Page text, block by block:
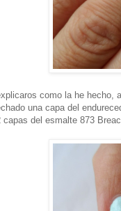
como la he
una capa del
del esmalte 873